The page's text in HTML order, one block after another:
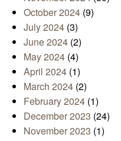
October 2024 (9)
July 2024 (3)
June 2024 (2)
May 2024 (4)
April 2024 (1)
March 2024 (2)
February 2024 (1)
December 2023 (24)
November 2023 (1)